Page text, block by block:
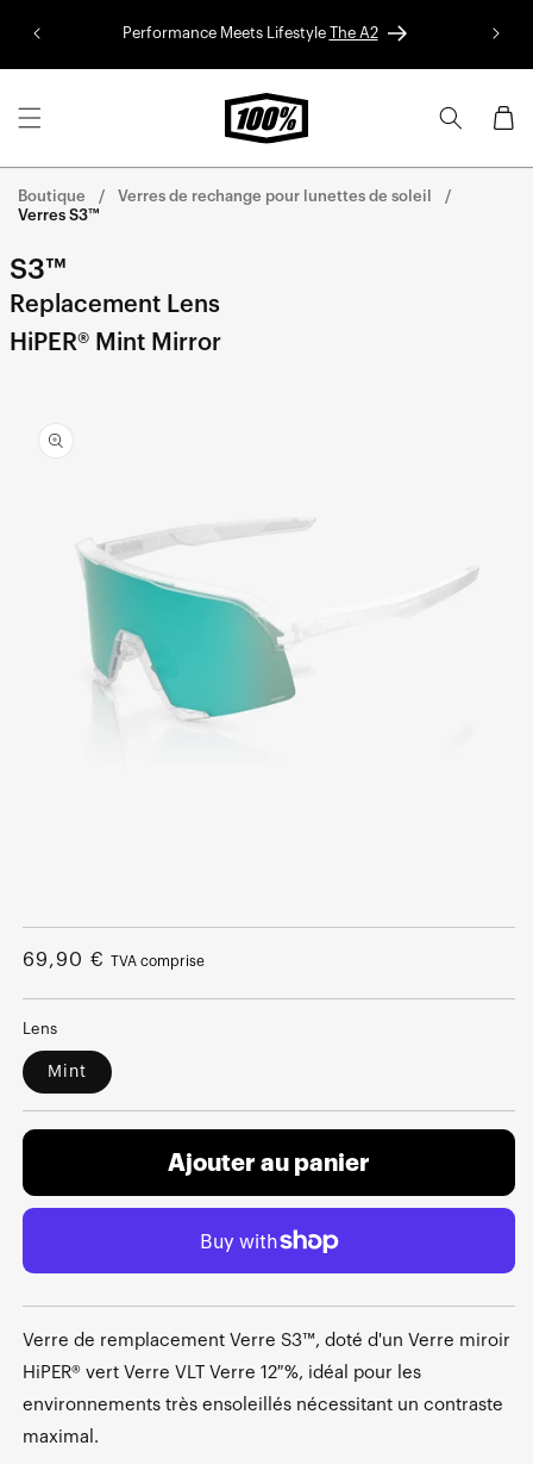
content
Performance Meets Lifestyle The A2
Panier
Boutique
Verres de rechange pour lunettes de soleil
Verres S3™
S3™
Replacement Lens
HiPER® Mint Mirror
informations
sur le
le
média
1
une
fenêtre
modale
Prix
69,90 € TVA comprise
Lens
Mint
Ajouter au panier
Verre de remplacement Verre S3™, doté d'un Verre miroir
HiPER® vert Verre VLT Verre 12 %, idéal pour les
environnements très ensoleillés nécessitant un contraste
maximal.